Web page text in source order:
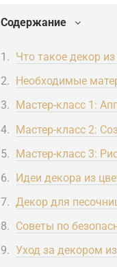
Содержание
Что такое декор из
Необходимые
Мастер-класс 1:
Мастер-класс 2:
Мастер-класс 3:
Идеи декора из
Декор для
Советы по
Уход за декором